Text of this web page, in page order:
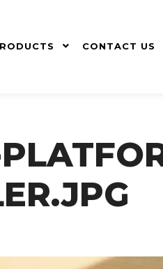
CONTACT US